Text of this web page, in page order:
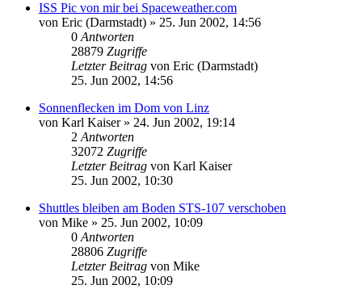
ISS Pic von mir bei Spaceweather.com
von Eric (Darmstadt) » 25. Jun 2002, 14:56
0 Antworten
28879 Zugriffe
Letzter Beitrag von Eric (Darmstadt)
25. Jun 2002, 14:56
Sonnenflecken im Dom von Linz
von Karl Kaiser» 24. Jun 2002, 19:14
2 Antworten
32072 Zugriffe
Letzter Beitrag von Karl Kaiser
25. Jun 2002, 10:30
Shuttles bleiben am Boden STS-107 verschoben
von Mike » 25. Jun 2002, 10:09
0 Antworten
28806 Zugriffe
Letzter Beitrag von Mike
25. Jun 2002, 10:09